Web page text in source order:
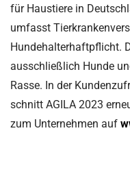
für Haustiere in
umfasst
Hundehalterhaftpflicht.
ausschließlich Hunde
Rasse. In der
schnitt AGILA 2023
zum Unternehmen auf